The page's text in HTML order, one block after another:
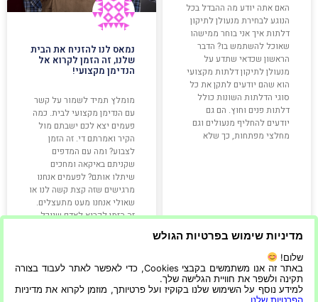
האם אתה יודע מה ההבדל בכל
הנוגע לבחירת מנעולן לתיקון
דלתות איך אני בוחר ממישהו
שאוכל להשתמש בו? הדבר
הראשון שכדאי שתדע על
מנעולן לתיקון דלתות מקצועי
הוא שהם יודעים לתקן את כל
סוגי הדלתות השונות כולל
דלתות פנים וחוץ. הם גם
יודעים להחליף מנעולים וגם
מחלצי מפתחות, כך שלא
קרא עוד »
נמאס לנו להזניח את הבית
שלנו, זה הזמן לקרוא אל
הנדימן מקצועי!
מומלץ תמיד לשמור על קשר
עם הנדימן מקצועי לבית. כמה
פעמים יצא לכם ישבתם מול
הקיר ואמרתם די. זה הזמן
לצבוע? ומה עם המדפים
שקניתם באיקאה ומחכים
שיתלו אותם? לפעמים אנחנו
מרגישים שזה קצת קשה לנו או
שאולי אנחנו מעט מתעצלים.
זה הזמן לקרוא לאדם שיוכל
קרא עוד »
מדיניות שימוש בפרטיות הגולש
שלום!
באתר זה אנו משתמשים בקבצי Cookies, כדי לאפשר לאתר לעבוד בצורה
תקינה ולשפר את חוויית הגלישה שלך.
למידע נוסף על השימוש שלנו בקוקיז ועל פרטיותך, מוזמן לקרוא את מדיניות